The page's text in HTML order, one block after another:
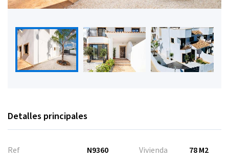
Detalles principales
Ref
N9360
Vivienda
78 M2